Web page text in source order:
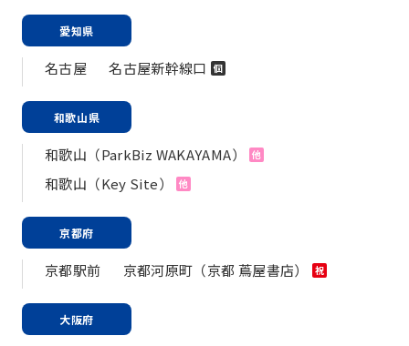
愛知県
名古屋 名古屋新幹線口 個
和歌山県
和歌山（ParkBiz WAKAYAMA） 他
和歌山（Key Site） 他
京都府
京都駅前 京都河原町（京都 蔦屋書店） 祝
大阪府